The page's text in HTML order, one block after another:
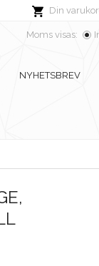
Din
Moms visas:
NYHETSBREV